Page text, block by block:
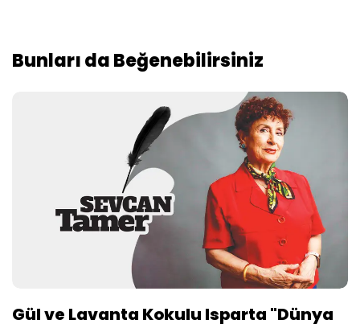
Bunları da Beğenebilirsiniz
Gül ve Lavanta Kokulu Isparta "Dünya